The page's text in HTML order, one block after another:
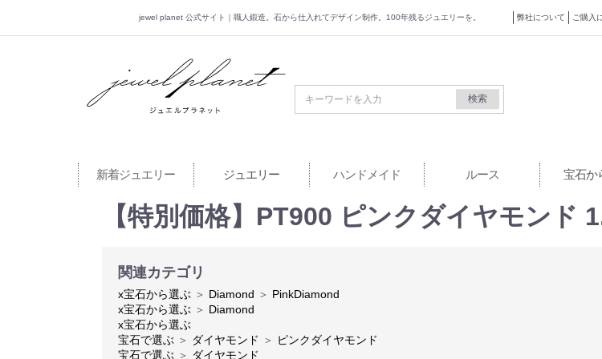
jewel planet 公式サイト｜職人鍛造。石から仕入れてデザイン制作。100年残るジュエリーを。 弊社について ご購入
jewel planet 公式サイト
検索
新着ジュエリー ジュエリー ハンドメイド ルース 宝石か
【特別価格】PT900 ピンクダイヤモンド
関連カテゴリ
x宝石から選ぶ ＞ Diamond ＞ PinkDiamond
x宝石から選ぶ ＞ Diamond
x宝石から選ぶ
宝石で選ぶ ＞ ダイヤモンド ＞ ピンクダイヤモンド
宝石で選ぶ ＞ ダイヤモンド